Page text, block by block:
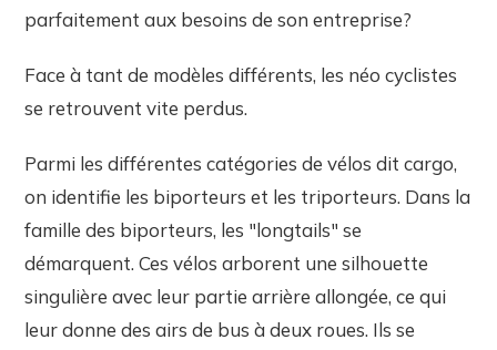
parfaitement aux besoins de son entreprise?
Face à tant de modèles différents, les néo cyclistes
se retrouvent vite perdus.
Parmi les différentes catégories de vélos dit cargo,
on identifie les biporteurs et les triporteurs. Dans la
famille des biporteurs, les "longtails" se
démarquent. Ces vélos arborent une silhouette
singulière avec leur partie arrière allongée, ce qui
leur donne des airs de bus à deux roues. Ils se